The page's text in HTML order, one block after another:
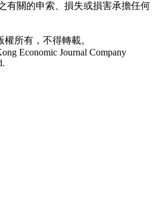
有關的申索、損失或損害承擔任何
所有，不得轉載。
Economic Journal Company